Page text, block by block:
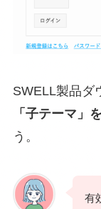
SWELL製品ダ
「子テーマ」
う。
有